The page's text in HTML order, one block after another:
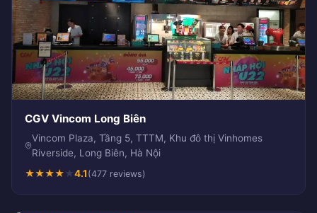
CGV Vincom Long Biên
Vincom Plaza, Tầng 5, TTTM, Khu đô thị Vinhomes
Riverside, Long Biên, Hà Nội
★★★★★4.1 (477 reviews)